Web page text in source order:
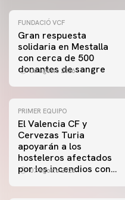
FUNDACIÓ VCF
Gran respuesta
solidaria en Mestalla
con cerca de 500
donantes de sangre
06 agosto 2026
PRIMER EQUIPO
El Valencia CF y
Cervezas Turia
apoyarán a los
hosteleros afectados
por los incendios con
07 agosto 2026